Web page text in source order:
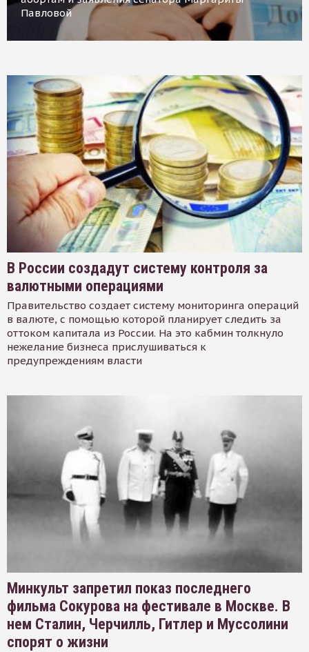
Павловой
В России создадут систему контроля за
валютными операциями
Правительство создает систему мониторинга операций
в валюте, с помощью которой планирует следить за
оттоком капитала из России. На это кабмин толкнуло
нежелание бизнеса прислушиваться к
предупреждениям власти
Минкульт запретил показ последнего
фильма Сокурова на фестивале в Москве. В
нем Сталин, Черчилль, Гитлер и Муссолини
спорят о жизни